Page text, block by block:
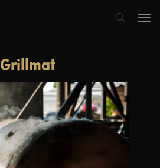
Grillmat